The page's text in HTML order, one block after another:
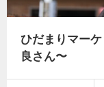
ひだまりマー
良さん〜